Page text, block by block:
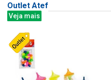
Outlet Atef
Veja mais